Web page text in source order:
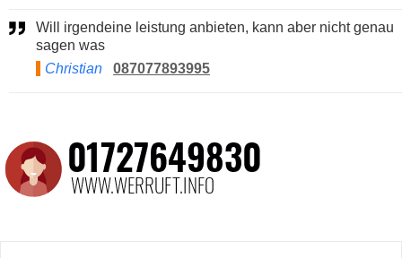
Will irgendeine leistung anbieten, kann aber nicht genau
sagen was
Christian
087077893995